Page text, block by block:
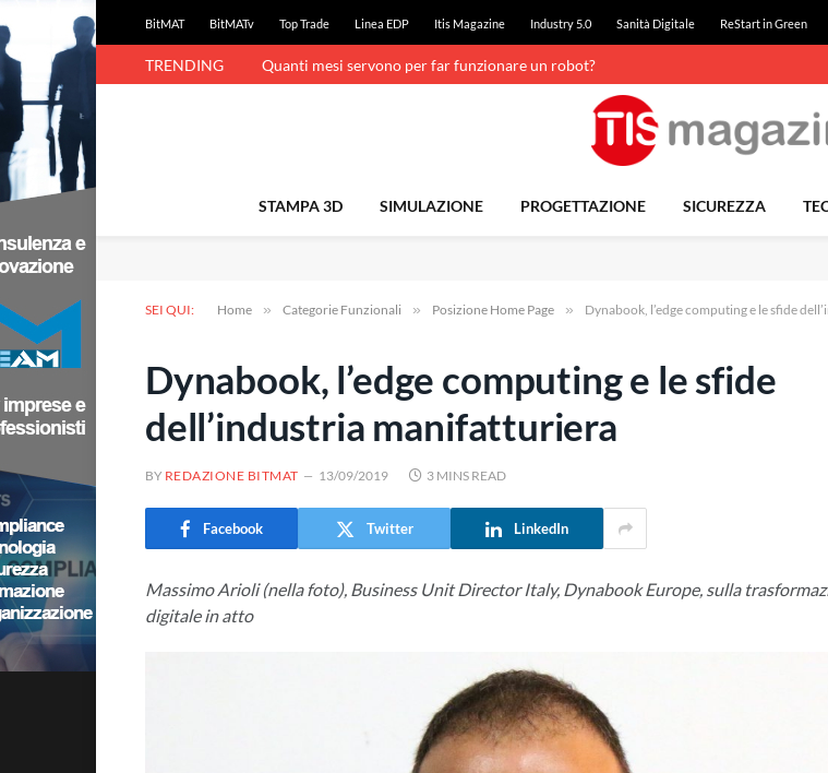
BitMAT BitMATv Top Trade Linea EDP Itis Magazine Industry 5.0 Sanità Digitale ReStart in Green
TRENDING Quanti mesi servono per far funzionare un robot?
STAMPA 3D SIMULAZIONE PROGETTAZIONE SICUREZZA
SEI QUI: Home » Categorie Funzionali » Posizione Home Page » Dynabook, l’edge computing e le sfide
Dynabook, l’edge computing e le sfide
dell’industria manifatturiera
BY REDAZIONE BITMAT 13/09/2019 3 MINS READ
Facebook Twitter LinkedIn
Massimo Arioli (nella foto), Business Unit Director Italy, Dynabook Europe, sulla
digitale in atto